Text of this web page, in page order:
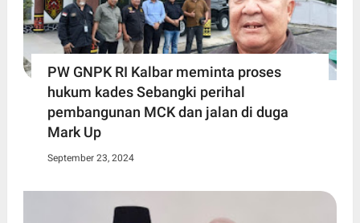
PW GNPK RI Kalbar meminta proses
hukum kades Sebangki perihal
pembangunan MCK dan jalan di duga
Mark Up
September 23, 2024